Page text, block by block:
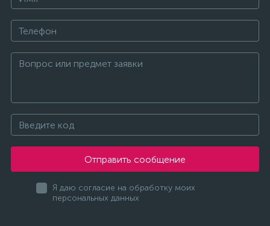
Отправить сообщение
Я даю согласие на обработку моих
персональных данных